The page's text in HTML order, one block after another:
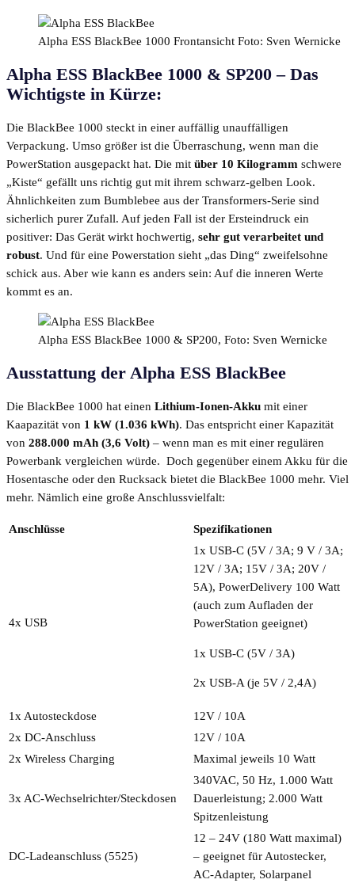
Alpha ESS BlackBee 1000 Frontansicht Foto: Sven Wernicke
Alpha ESS BlackBee 1000 & SP200 – Das
Wichtigste in Kürze:
Die BlackBee 1000 steckt in einer auffällig unauffälligen
Verpackung. Umso größer ist die Überraschung, wenn man die
PowerStation ausgepackt hat. Die mit über 10 Kilogramm schwere
„Kiste“ gefällt uns richtig gut mit ihrem schwarz-gelben Look.
Ähnlichkeiten zum Bumblebee aus der Transformers-Serie sind
sicherlich purer Zufall. Auf jeden Fall ist der Ersteindruck ein
positiver: Das Gerät wirkt hochwertig, sehr gut verarbeitet und
robust. Und für eine Powerstation sieht „das Ding“ zweifelsohne
schick aus. Aber wie kann es anders sein: Auf die inneren Werte
kommt es an.
Alpha ESS BlackBee 1000 & SP200, Foto: Sven Wernicke
Ausstattung der Alpha ESS BlackBee
Die BlackBee 1000 hat einen Lithium-Ionen-Akku mit einer
Kaapazität von 1 kW (1.036 kWh). Das entspricht einer Kapazität
von 288.000 mAh (3,6 Volt) – wenn man es mit einer regulären
Powerbank vergleichen würde. Doch gegenüber einem Akku für die
Hosentasche oder den Rucksack bietet die BlackBee 1000 mehr. Viel
mehr. Nämlich eine große Anschlussvielfalt:
Anschlüsse Spezifikationen
4x USB
1x USB-C (5V / 3A; 9 V / 3A;
12V / 3A; 15V / 3A; 20V /
5A), PowerDelivery 100 Watt
(auch zum Aufladen der
PowerStation geeignet)
1x USB-C (5V / 3A)
2x USB-A (je 5V / 2,4A)
1x Autosteckdose
12V / 10A
2x DC-Anschluss
12V / 10A
2x Wireless Charging
Maximal jeweils 10 Watt
3x AC-Wechselrichter/Steckdosen
340VAC, 50 Hz, 1.000 Watt
Dauerleistung; 2.000 Watt
Spitzenleistung
DC-Ladeanschluss (5525)
12 – 24V (180 Watt maximal)
– geeignet für Autostecker,
AC-Adapter, Solarpanel